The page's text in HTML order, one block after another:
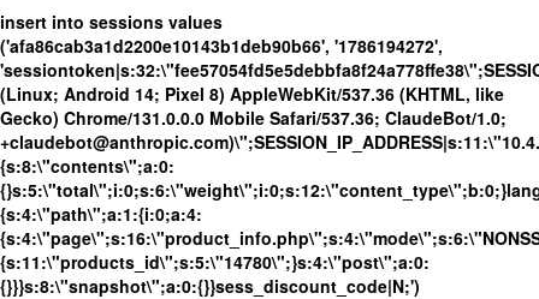
insert into sessions values
('afa86cab3a1d2200e10143b1deb90b66', '1786194272',
(Linux; Android 14; Pixel 8) AppleWebKit/537.36 (KHTML, like
Gecko) Chrome/131.0.0.0 Mobile Safari/537.36; ClaudeBot/1.0;
{s:8:\"contents\";a:0:
{s:4:\"path\";a:1:{i:0;a:4:
{s:11:\"products_id\";s:5:\"14780\";}s:4:\"post\";a:0:
{}}}s:8:\"snapshot\";a:0:{}}sess_discount_code|N;')